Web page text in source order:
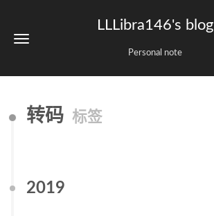
LLLibra146's blog
Personal note
转码 标签
2019